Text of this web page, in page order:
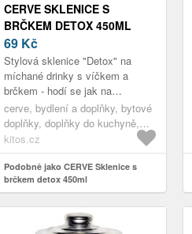
CERVE SKLENICE S
BRČKEM DETOX 450ML
69 Kč
Stylová sklenice "Detox" na
míchané drinky s víčkem a
brčkem - hodí se jak na
alkoholické nápoje, tak
nealkoholické, s ovocem, ledem
atd. Nesmí chy...
cerve, bydlení a doplňky, bytové
doplňky, doplňky do kuchyně,
stolování, sklenice
kitos.cz
Podobně jako CERVE Sklenice s
brčkem detox 450ml